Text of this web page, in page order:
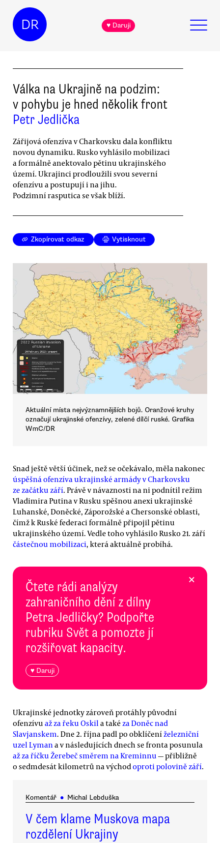
DR ♥ Daruji
Válka na Ukrajině na podzim:
v pohybu je hned několik front
Petr Jedlička
Zářijová ofenzíva v Charkovsku dala konfliktu
novou dynamiku. Rusko vyhlásilo mobilizaci
a formálně anektovalo pětinu ukrajinského
území. Ukrajinci prodloužili svou severní
ofenzívu a postupují i na jihu.
Podzimní rasputica se však blíží.
Zkopírovat odkaz Vytisknout
Aktuální místa nejvýznamnějších bojů. Oranžové kruhy
označují ukrajinské ofenzívy, zelené dílčí ruské. Grafika
WmC/DR
Snad ještě větší účinek, než se očekávalo, měla nakonec
úspěšná ofenzíva ukrajinské armády v Charkovsku
ze začátku září. Právě v návaznosti na ni podnítil režim
Vladimira Putina v Rusku spěšnou anexi ukrajinské
Luhanské, Doněcké, Záporožské a Chersonské oblasti,
čímž k Ruské federaci formálně připojil pětinu
ukrajinského území. Vedle toho vyhlásilo Rusko 21. září
částečnou mobilizaci, která aktuálně probíhá.
Čtete rádi analýzy
zahraničního dění z dílny
Petra Jedličky? Podpořte
rubriku Svět a pomozte jí
rozšiřovat kapacity.
♥ Daruji
×
Ukrajinské jednotky zároveň protáhly původní
ofenzívu až za řeku Oskil a také za Doněc nad
Slavjanskem. Dne 2. října padl po obklíčení železniční
uzel Lyman a v následujících dnech se fronta posunula
až za říčku Žerebeč směrem na Kreminnu — přibližně
o sedmdesát kilometrů na východ oproti polovině září.
Komentář ● Michal Lebduška
V čem klame Muskova mapa
rozdělení Ukrajiny